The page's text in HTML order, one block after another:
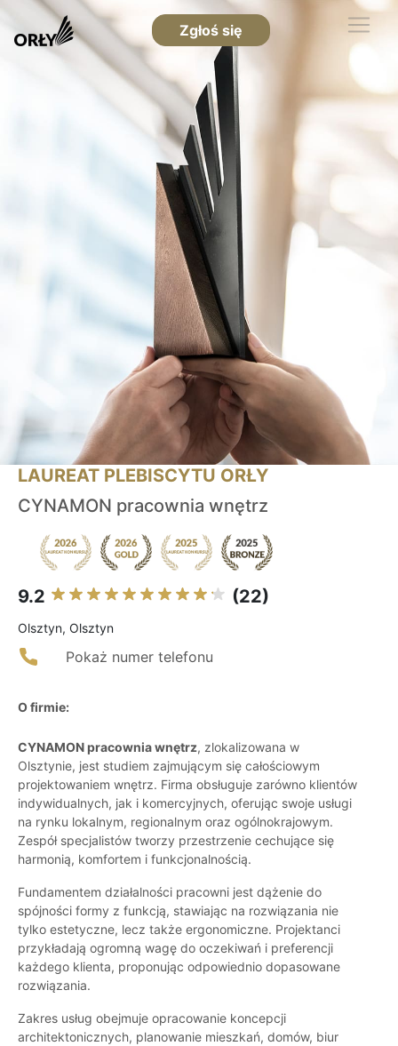
Zgłoś się
LAUREAT PLEBISCYTU ORŁY
CYNAMON pracownia wnętrz
9.2 (22)
Olsztyn, Olsztyn
Pokaż numer telefonu
O firmie:
CYNAMON pracownia wnętrz, zlokalizowana w
Olsztynie, jest studiem zajmującym się całościowym
projektowaniem wnętrz. Firma obsługuje zarówno klientów
indywidualnych, jak i komercyjnych, oferując swoje usługi
na rynku lokalnym, regionalnym oraz ogólnokrajowym.
Zespół specjalistów tworzy przestrzenie cechujące się
harmonią, komfortem i funkcjonalnością.
Fundamentem działalności pracowni jest dążenie do
spójności formy z funkcją, stawiając na rozwiązania nie
tylko estetyczne, lecz także ergonomiczne. Projektanci
przykładają ogromną wagę do oczekiwań i preferencji
każdego klienta, proponując odpowiednio dopasowane
rozwiązania.
Zakres usług obejmuje opracowanie koncepcji
architektonicznych, planowanie mieszkań, domów, biur